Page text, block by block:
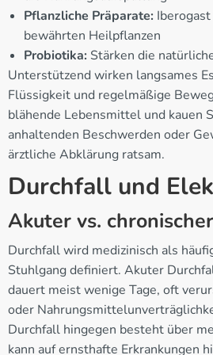
Pflanzliche Präparate:
bewährten Heilpflanzen
Probiotika: Stärken die
Unterstützend wirken langsames
Flüssigkeit und regelmäßige
blähende Lebensmittel und kauen
anhaltenden Beschwerden oder
ärztliche Abklärung ratsam.
Durchfall und
Akuter vs.
Durchfall wird medizinisch als
Stuhlgang definiert. Akuter
dauert meist wenige Tage, oft
oder
Durchfall hingegen besteht über
kann auf ernsthafte Erkrankungen